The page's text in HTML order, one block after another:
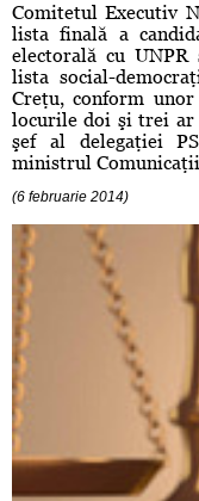
Comitetul Executiv
lista finală a
electorală cu UNPR
lista social-
Creţu, conform
locurile doi şi trei ar
şef al delegaţiei
ministrul
(6 februarie 2014)